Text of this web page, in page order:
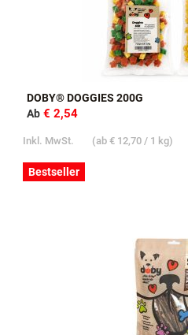
DOBY® DOGGIES 200G
Ab € 2,54
Inkl. MwSt. (ab € 12,70 / 1 kg)
Bestseller